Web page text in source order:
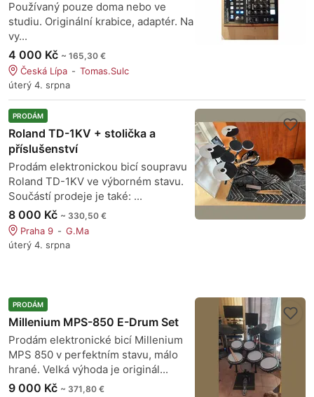
Používaný pouze doma nebo ve
studiu. Originální krabice, adaptér. Na
vy...
4 000 Kč ~ 165,30 €
Česká Lípa
Tomas.Sulc
úterý 4. srpna
PRODÁM
Roland TD-1KV + stolička a
příslušenství
Prodám elektronickou bicí soupravu
Roland TD-1KV ve výborném stavu.
Součástí prodeje je také: ...
8 000 Kč ~ 330,50 €
Praha 9
G.Ma
úterý 4. srpna
PRODÁM
Millenium MPS-850 E-Drum Set
Prodám elektronické bicí Millenium
MPS 850 v perfektním stavu, málo
hrané. Velká výhoda je originál...
9 000 Kč ~ 371,80 €